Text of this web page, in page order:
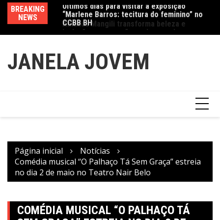
conteúdo
BREAKING
NEWS
CCBB BH
Amanda Mangili transforma beleza e
inclusão em conexão real nas redes
JANELA JOVEM
Página inicial
Notícias
Comédia musical “O Palhaço Tá Sem Graça” estreia
no dia 2 de maio no Teatro Nair Belo
COMÉDIA MUSICAL “O PALHAÇO TÁ